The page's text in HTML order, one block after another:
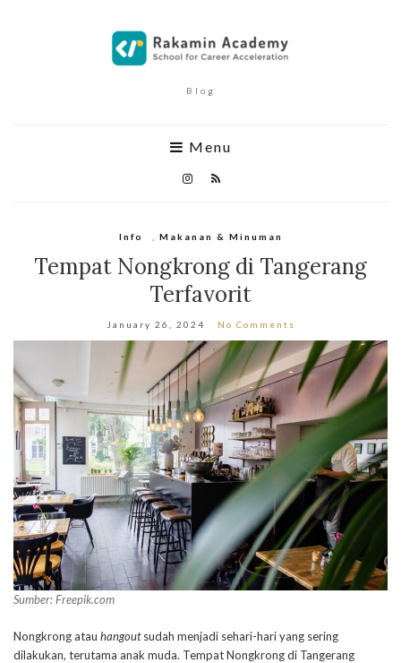
Blog
Menu
Info Makanan & Minuman
Tempat Nongkrong di Tangerang
Terfavorit
January 26, 2024 No Comments
Sumber: Freepik.com
Nongkrong atau hangoutsudah menjadi sehari-hari yang sering
dilakukan, terutama anak muda. Tempat Nongkrong di Tangerang